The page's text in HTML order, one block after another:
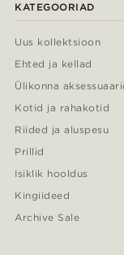
KATEGOORIAD
Uus kollektsioon
Ehted ja kellad
Ülikonna
Kotid ja rahakotid
Riided ja aluspesu
Prillid
Isiklik hooldus
Kingiideed
Archive Sale